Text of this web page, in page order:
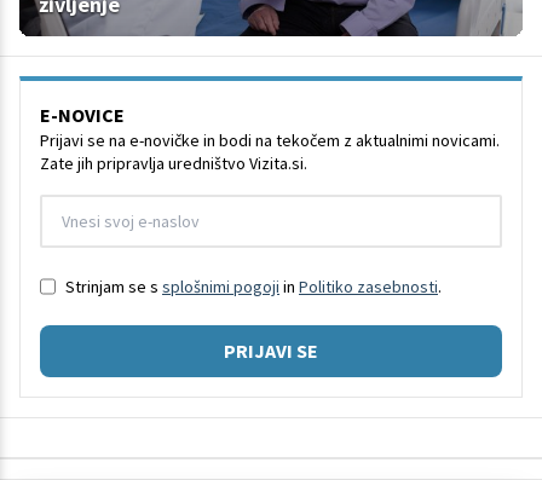
E-NOVICE
Prijavi se na e-novičke in bodi na tekočem z aktualnimi novicami.
Zate jih pripravlja uredništvo Vizita.si.
Strinjam se s splošnimi pogoji in Politiko zasebnosti.
PRIJAVI SE